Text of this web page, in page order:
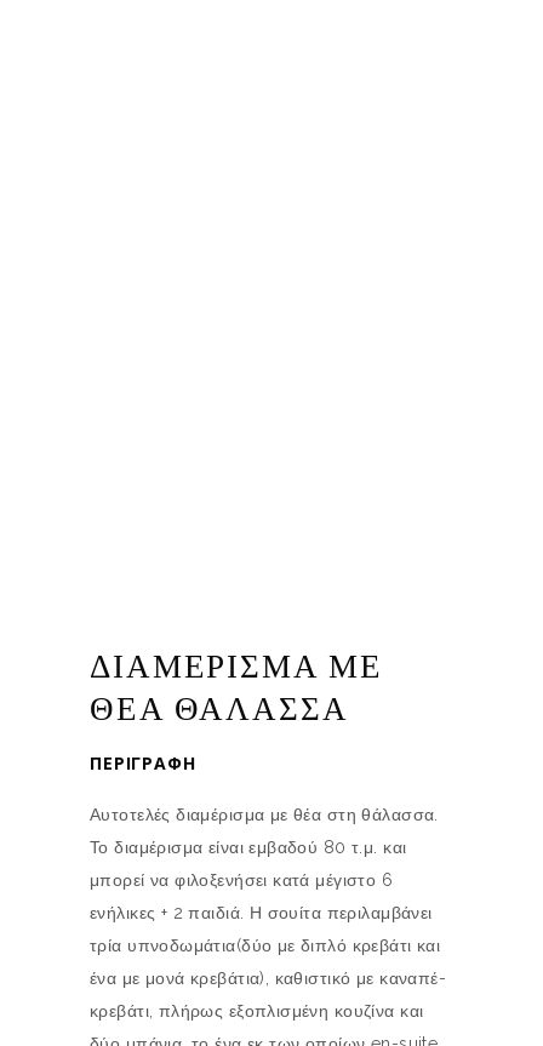
ΔΙΑΜΕΡΙΣΜΑ ΜΕ
ΘΕΑ ΘΑΛΑΣΣΑ
ΠΕΡΙΓΡΑΦΉ
Αυτοτελές διαμέρισμα με θέα στη θάλασσα.
Το διαμέρισμα είναι εμβαδού 80 τ.μ. και
μπορεί να φιλοξενήσει κατά μέγιστο 6
ενήλικες + 2 παιδιά. Η σουίτα περιλαμβάνει
τρία υπνοδωμάτια(δύο με διπλό κρεβάτι και
ένα με μονά κρεβάτια), καθιστικό με καναπέ-
κρεβάτι, πλήρως εξοπλισμένη κουζίνα και